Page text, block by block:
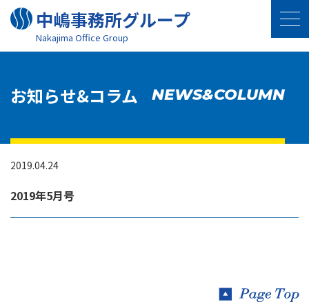
中嶋事務所グループ
Nakajima Oﬃce Group
お知らせ&コラム NEWS&COLUMN
2019.04.24
2019年5月号